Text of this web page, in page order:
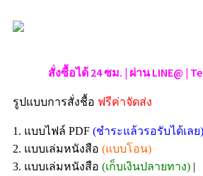
สั่งซื้อได้ 24 ซม. | ผ่าน LINE@ |
รูปแบบการสั่งชื้อ ฟรีค่าจัดส่ง
1. แบบไฟล์ PDF (ชำระแล้วรอรับได้เลย)
2. แบบเล่มหนังสือ (แบบโอน)
3. แบบเล่มหนังสือ (เก็บเงินปลายทาง) |